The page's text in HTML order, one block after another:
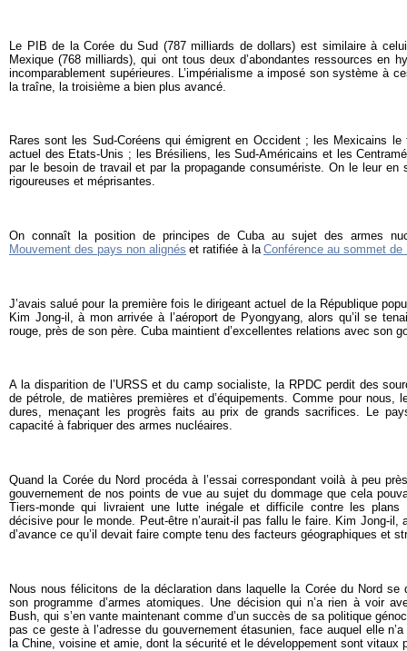
Le PIB de la Corée du Sud (787 milliards de dollars) est similaire à
Mexique (768 milliards), qui ont tous deux d’abondantes ressources en
incomparablement supérieures. L’impérialisme a imposé son système à
la traîne, la troisième a bien plus avancé.
Rares sont les Sud-Coréens qui émigrent en Occident ; les Mexicains
actuel des Etats-Unis ; les Brésiliens, les Sud-Américains et les
par le besoin de travail et par la propagande consumériste. On le leur en
rigoureuses et méprisantes.
On connaît la position de principes de Cuba au sujet des armes
Mouvement des pays non alignés et ratifiée à la Conférence au sommet de
J’avais salué pour la première fois le dirigeant actuel de la République
Kim Jong-il, à mon arrivée à l’aéroport de Pyongyang, alors qu’il se
rouge, près de son père. Cuba maintient d’excellentes relations avec son
A la disparition de l’URSS et du camp socialiste, la RPDC perdit des
de pétrole, de matières premières et d’équipements. Comme pour nous,
dures, menaçant les progrès faits au prix de grands sacrifices. Le
capacité à fabriquer des armes nucléaires.
Quand la Corée du Nord procéda à l’essai correspondant voilà à peu
gouvernement de nos points de vue au sujet du dommage que cela
Tiers-monde qui livraient une lutte inégale et difficile contre les plans
décisive pour le monde. Peut-être n’aurait-il pas fallu le faire. Kim Jong-il,
d’avance ce qu’il devait faire compte tenu des facteurs géographiques et
Nous nous félicitons de la déclaration dans laquelle la Corée du Nord se
son programme d’armes atomiques. Une décision qui n’a rien à voir
Bush, qui s’en vante maintenant comme d’un succès de sa politique
pas ce geste à l’adresse du gouvernement étasunien, face auquel elle
la Chine, voisine et amie, dont la sécurité et le développement sont vitaux